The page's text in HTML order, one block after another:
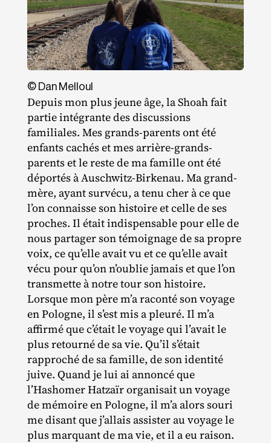
© Dan Melloul
Depuis mon plus jeune âge, la Shoah fait
partie intégrante des discussions
familiales. Mes grands‐​parents ont été
enfants cachés et mes arrière‐​grands‐​
parents et le reste de ma famille ont été
déportés à Auschwitz‐​Birkenau. Ma grand‐​
mère, ayant survécu, a tenu cher à ce que
l’on connaisse son histoire et celle de ses
proches. Il était indispensable pour elle de
nous partager son témoignage de sa propre
voix, ce qu’elle avait vu et ce qu’elle avait
vécu pour qu’on n’oublie jamais et que l’on
transmette à notre tour son histoire.
Lorsque mon père m’a raconté son voyage
en Pologne, il s’est mis a pleuré. Il m’a
affirmé que c’était le voyage qui l’avait le
plus retourné de sa vie. Qu’il s’était
rapproché de sa famille, de son identité
juive. Quand je lui ai annoncé que
l’Hashomer Hatzaïr organisait un voyage
de mémoire en Pologne, il m’a alors souri
me disant que j’allais assister au voyage le
plus marquant de ma vie, et il a eu raison.